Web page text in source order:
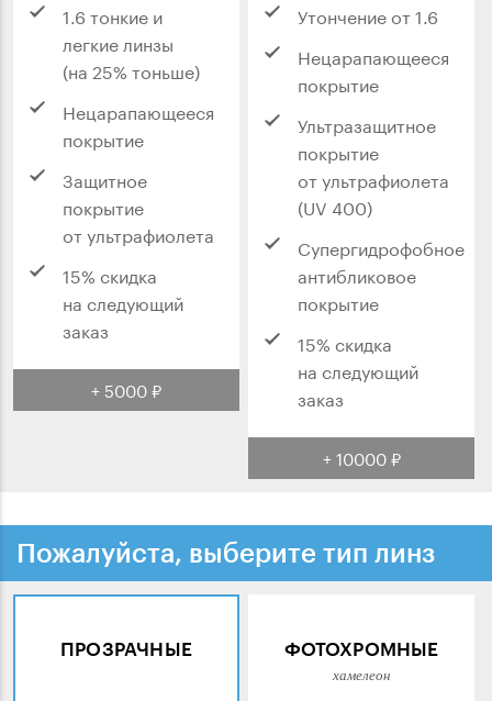
1.6 тонкие и
легкие линзы
(на 25% тоньше)
Нецарапающееся
покрытие
Защитное
покрытие
от ультрафиолета
15% скидка
на следующий
заказ
+ 5000 ₽
Утончение от 1.6
Нецарапающееся
покрытие
Ультразащитное
покрытие
от ультрафиолета
(UV 400)
Супергидрофобное
антибликовое
покрытие
15% скидка
на следующий
заказ
+ 10000 ₽
Пожалуйста, выберите тип линз
ПРОЗРАЧНЫЕ ФОТОХРОМНЫЕ
хамелеон